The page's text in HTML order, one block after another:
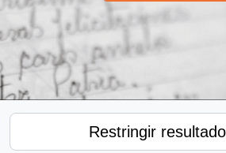
Restringir